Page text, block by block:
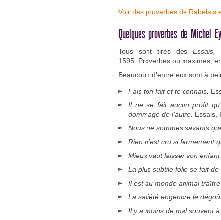
Voir des proverbes de Rabelais
Quelques proverbes de Michel
Tous sont tirés des Essais,
1595. Proverbes ou maximes,
Beaucoup d’entre eux sont à
Fais ton fait et te connais.
Il ne se fait aucun profit
dommage de l’autre. Essais,
Nous ne sommes savants
Rien n’est cru si fermement
Mieux vaut laisser son
La plus subtile folie se fait
Il est au monde animal
La satiété engendre le
Il y a moins de mal souvent